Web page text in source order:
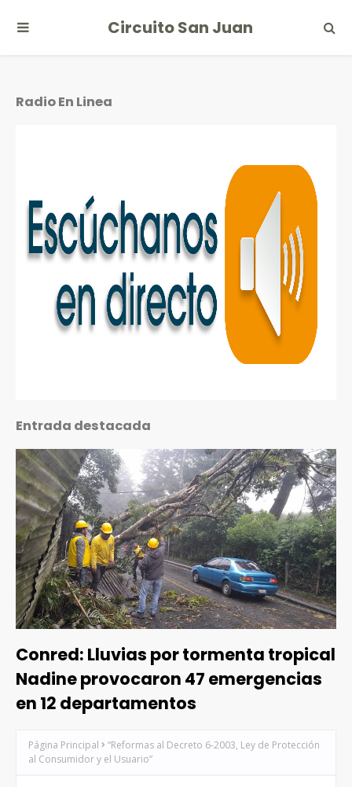
Circuito San Juan
Radio En Linea
Entrada destacada
Conred: Lluvias por tormenta tropical
Nadine provocaron 47 emergencias
en 12 departamentos
Página Principal
“Reformas al Decreto 6-2003, Ley de Protección
al Consumidor y el Usuario”